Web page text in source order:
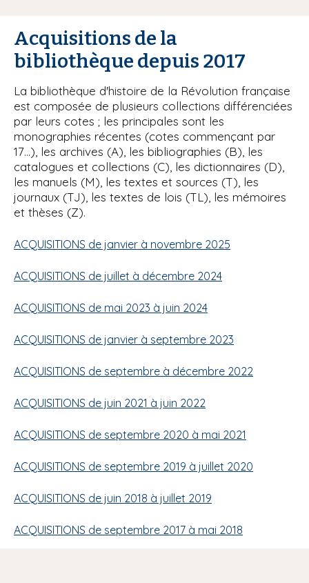
Acquisitions de la
bibliothèque depuis 2017
La bibliothèque d'histoire de la Révolution française
est composée de plusieurs collections différenciées
par leurs cotes ; les principales sont les
monographies récentes (cotes commençant par
17…), les archives (A), les bibliographies (B), les
catalogues et collections (C), les dictionnaires (D),
les manuels (M), les textes et sources (T), les
journaux (TJ), les textes de lois (TL), les mémoires
et thèses (Z).
ACQUISITIONS de janvier à novembre 2025
ACQUISITIONS de juillet à décembre 2024
ACQUISITIONS de mai 2023 à juin 2024
ACQUISITIONS de janvier à septembre 2023
ACQUISITIONS de septembre à décembre 2022
ACQUISITIONS de juin 2021 à juin 2022
ACQUISITIONS de septembre 2020 à mai 2021
ACQUISITIONS de septembre 2019 à juillet 2020
ACQUISITIONS de juin 2018 à juillet 2019
ACQUISITIONS de septembre 2017 à mai 2018